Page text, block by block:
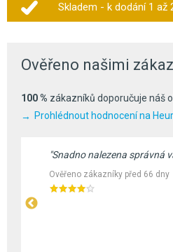
Skladem - k dodání 1 až
Ověřeno našimi
100 % zákazníků doporučuje náš
Prohlédnout hodnocení na
"Snadno nalezena správná
Ověřeno zákazníky před 66 dny